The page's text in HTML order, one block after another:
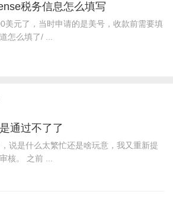
税务信息怎么填写
美元了，当时申请的是美号，收款前需要填
怎么填了/ ...
通过不了了
说是什么太繁忙还是啥玩意，我又重新提
核。 之前 ...